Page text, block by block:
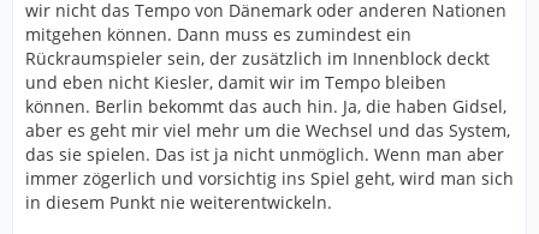
wir nicht das Tempo von Dänemark oder anderen Nationen
mitgehen können. Dann muss es zumindest ein
Rückraumspieler sein, der zusätzlich im Innenblock deckt
und eben nicht Kiesler, damit wir im Tempo bleiben
können. Berlin bekommt das auch hin. Ja, die haben Gidsel,
aber es geht mir viel mehr um die Wechsel und das System,
das sie spielen. Das ist ja nicht unmöglich. Wenn man aber
immer zögerlich und vorsichtig ins Spiel geht, wird man sich
in diesem Punkt nie weiterentwickeln.